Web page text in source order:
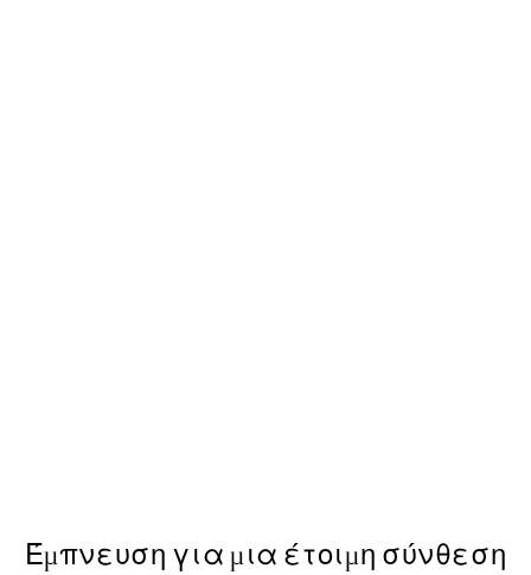
Έμπνευση για μια έτοιμη σύνθεση